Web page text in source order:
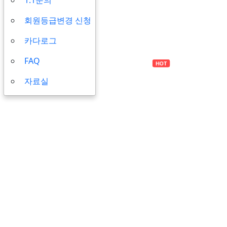
회원등급변경 신청
카다로그
FAQ
자료실
HOT
HOT
비
산업잠수/콤프레